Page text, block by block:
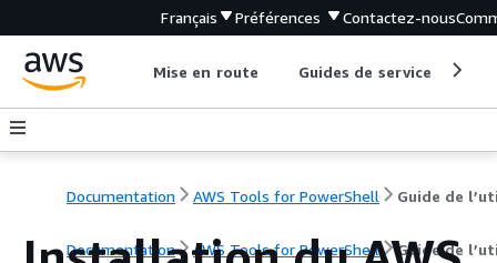
Français Préférences Contactez-nous
Mise en route Guides de service
Documentation AWS Tools for PowerShell
Documentation AWS Tools for PowerShell Guide de